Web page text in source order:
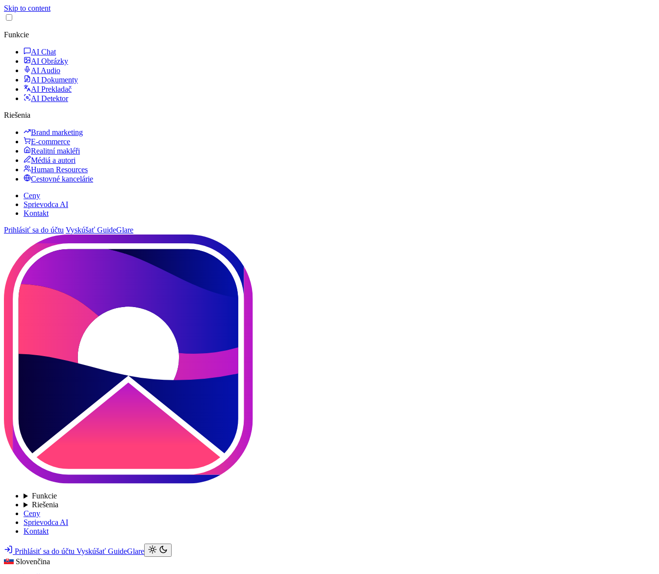
Skip to content
Funkcie
AI Chat
AI Obrázky
AI Audio
AI Dokumenty
AI Prekladač
AI Detektor
Riešenia
Brand marketing
E-commerce
Realitní makléři
Médiá a autori
Human Resources
Cestovné kancelárie
Ceny
Sprievodca AI
Kontakt
Prihlásiť sa do účtu Vyskúšať GuideGlare
Funkcie
Riešenia
Ceny
Sprievodca AI
Kontakt
Prihlásiť sa do účtu Vyskúšať GuideGlare
Slovenčina